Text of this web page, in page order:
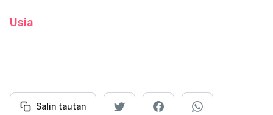
Usia
Salin tautan